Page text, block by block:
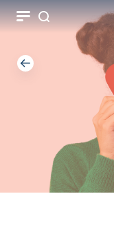
Recherche